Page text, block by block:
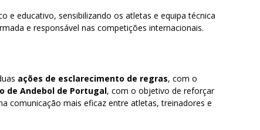
e educativo, sensibilizando os atletas e equipa técnica
e responsável nas competições internacionais.
ações de esclarecimento de regras, com o
de Andebol de Portugal, com o objetivo de reforçar
comunicação mais eficaz entre atletas, treinadores e